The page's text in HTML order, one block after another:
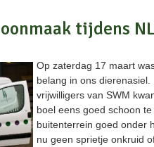
tijdens
Op zaterdag 17 maart
belang in ons
vrijwilligers van SWM
boel eens goed schoon
buitenterrein goed onder
nu geen sprietje onkruid